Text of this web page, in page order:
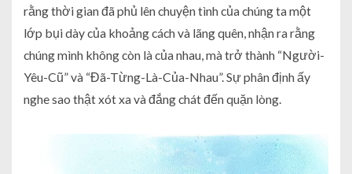
rằng thời gian đã phủ lên chuyện tình của chúng ta một
lớp bụi dày của khoảng cách và lãng quên, nhận ra rằng
chúng mình không còn là của nhau, mà trở thành “Người-
Yêu-Cũ” và “Đã-Từng-Là-Của-Nhau”. Sự phân định ấy
nghe sao thật xót xa và đắng chát đến quặn lòng.